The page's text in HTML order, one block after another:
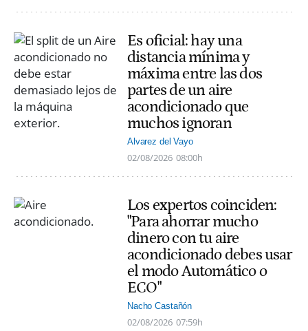
Es oficial: hay una
distancia mínima y
máxima entre las dos
partes de un aire
acondicionado que
muchos ignoran
Alvarez del Vayo
02/08/2026 08:00h
Los expertos coinciden:
"Para ahorrar mucho
dinero con tu aire
acondicionado debes usar
el modo Automático o
ECO"
Nacho Castañón
02/08/2026 07:59h